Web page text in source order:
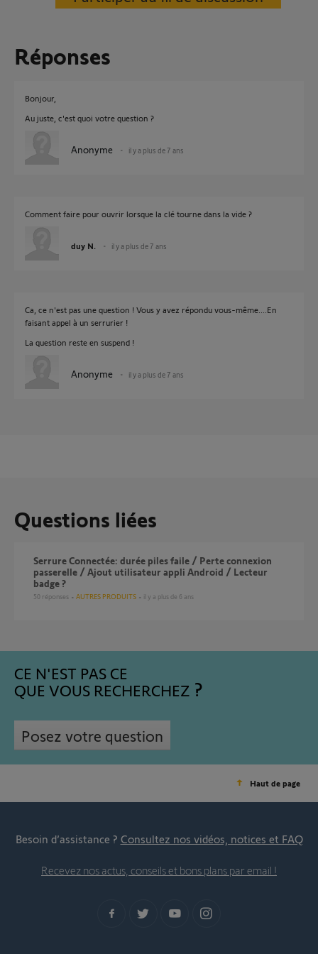
Réponses
Bonjour,
Au juste, c'est quoi votre question ?
Anonyme il y a plus de 7 ans
Comment faire pour ouvrir lorsque la clé tourne dans la vide ?
duy N. il y a plus de 7 ans
Ca, ce n'est pas une question ! Vous y avez répondu vous-même....En
faisant appel à un serrurier !
La question reste en suspend !
Anonyme il y a plus de 7 ans
Questions liées
Serrure Connectée: durée piles faile / Perte connexion
passerelle / Ajout utilisateur appli Android / Lecteur
badge ?
50 réponses AUTRES PRODUITS il y a plus de 6 ans
CE N'EST PAS CE
QUE VOUS RECHERCHEZ
Posez votre question
Haut de page
Besoin d’assistance ? Consultez nos vidéos, notices et FAQ
Recevez nos actus, conseils et bons plans par email !